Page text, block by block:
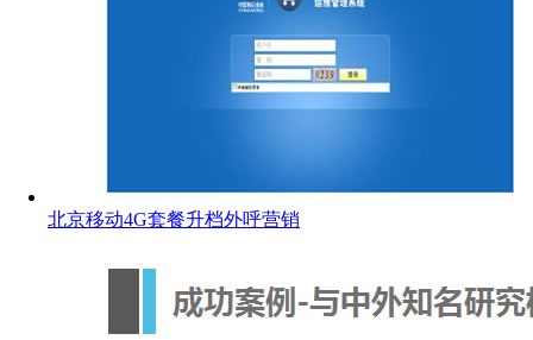
北京移动4G套餐升档外呼营销